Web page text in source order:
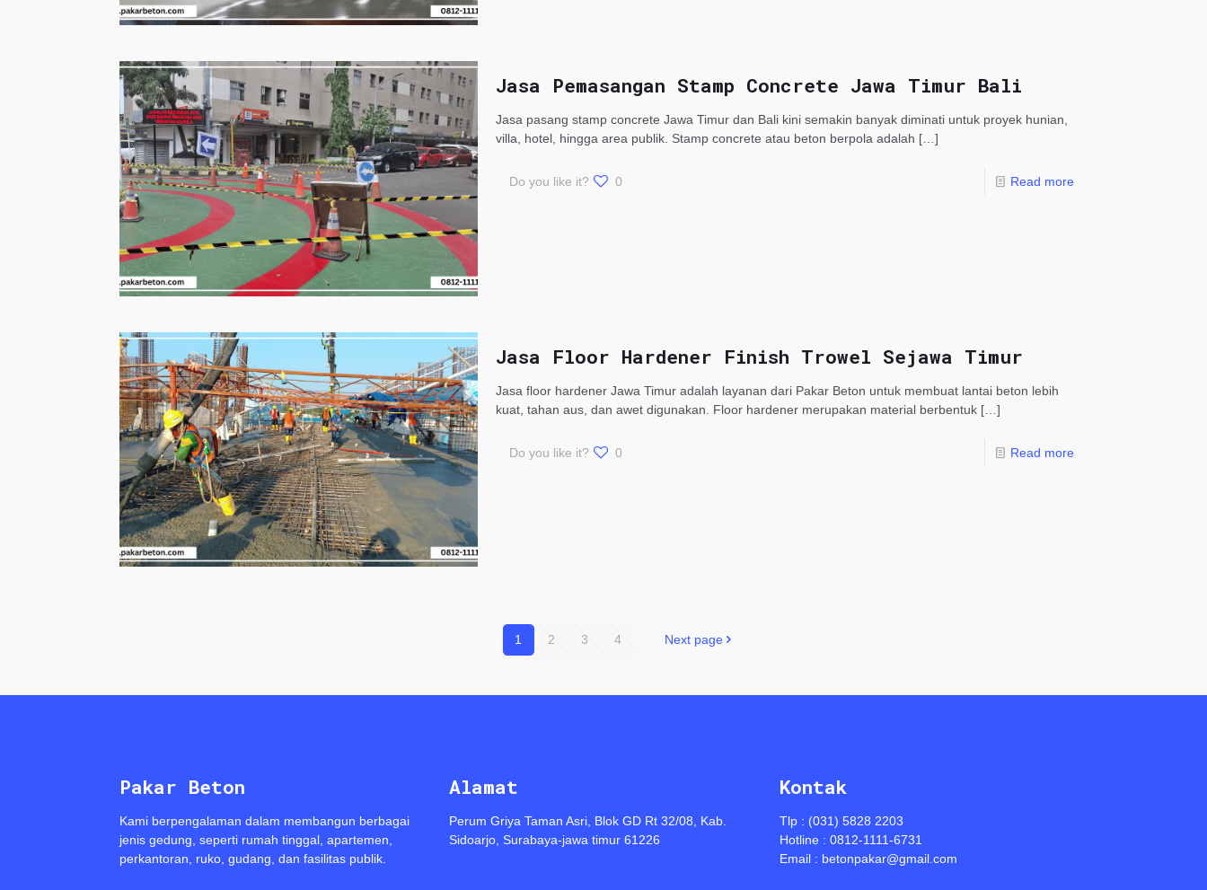
Jasa Pemasangan Stamp Concrete Jawa Timur Bali
Jasa pasang stamp concrete Jawa Timur dan Bali kini semakin banyak diminati untuk proyek hunian,
villa, hotel, hingga area publik. Stamp concrete atau beton berpola adalah […]
Do you like it? 0 Read more
Jasa Floor Hardener Finish Trowel Sejawa Timur
Jasa floor hardener Jawa Timur adalah layanan dari Pakar Beton untuk membuat lantai beton lebih
kuat, tahan aus, dan awet digunakan. Floor hardener merupakan material berbentuk[…]
Do you like it? 0 Read more
1 2 3 4 Next page
Pakar Beton
Kami berpengalaman dalam membangun berbagai
jenis gedung, seperti rumah tinggal, apartemen,
perkantoran, ruko, gudang, dan fasilitas publik.
Alamat
Perum Griya Taman Asri, Blok GD Rt 32/08, Kab.
Sidoarjo, Surabaya-jawa timur 61226
Kontak
Tlp : (031) 5828 2203
Hotline : 0812-1111-6731
Email : betonpakar@gmail.com